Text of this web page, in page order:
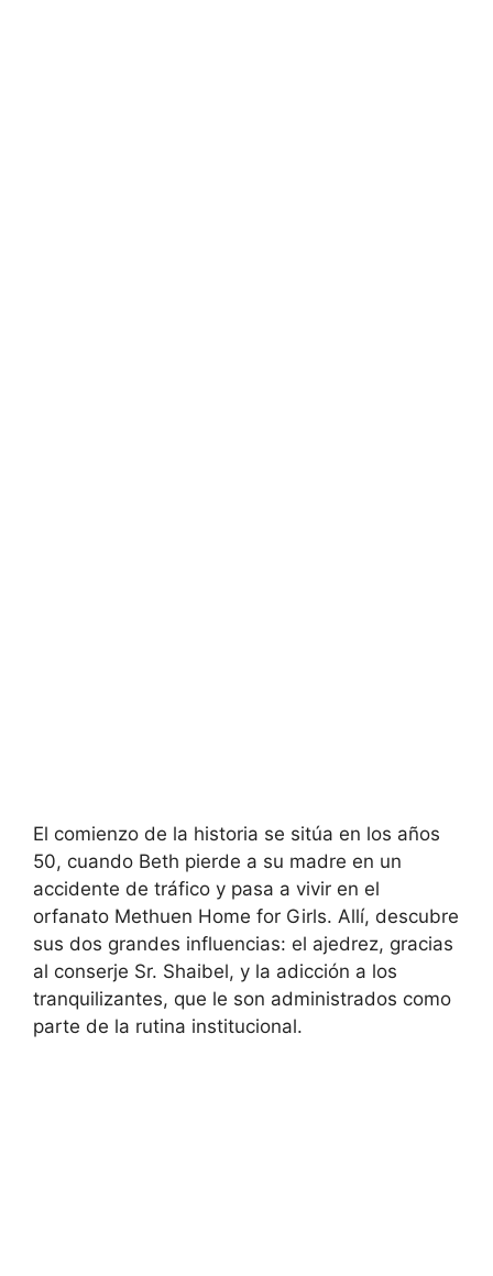
El comienzo de la historia se sitúa en los años
50, cuando Beth pierde a su madre en un
accidente de tráfico y pasa a vivir en el
orfanato Methuen Home for Girls. Allí, descubre
sus dos grandes influencias: el ajedrez, gracias
al conserje Sr. Shaibel, y la adicción a los
tranquilizantes, que le son administrados como
parte de la rutina institucional.